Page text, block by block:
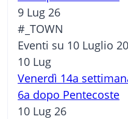
9 Lug 26
#_TOWN
Eventi su 10 Luglio
10 Lug
Venerdì 14a
6a dopo Pentecoste
10 Lug 26